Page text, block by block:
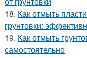
18. Как отмыть
грунтовки:
19. Как отмыть
самостоятельно